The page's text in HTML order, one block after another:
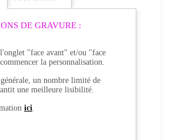
DE GRAVURE :
"face avant" et/ou "face
la personnalisation.
un nombre limité de
une meilleure lisibilité.
ici.